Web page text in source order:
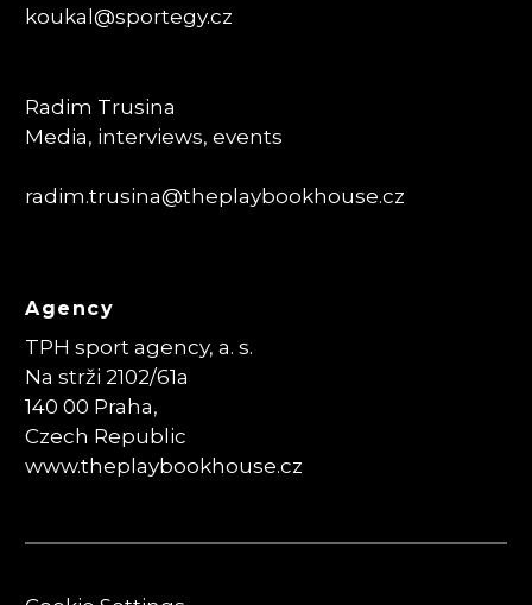
koukal@sportegy.cz
Radim Trusina
Media, interviews, events
radim.trusina@theplaybookhouse.cz
Agency
TPH sport agency, a. s.
Na strži 2102/61a
140 00 Praha,
Czech Republic
www.theplaybookhouse.cz